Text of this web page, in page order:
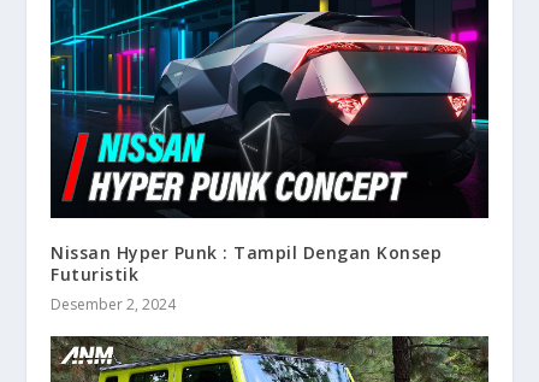
Nissan Hyper Punk : Tampil Dengan Konsep
Futuristik
Desember 2, 2024